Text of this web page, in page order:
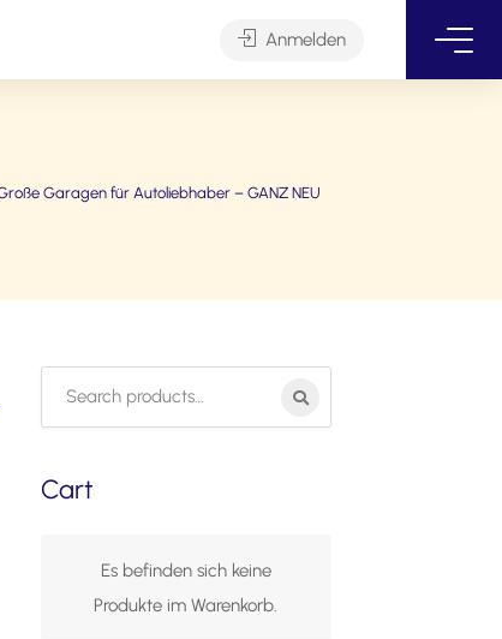
Anmelden
Garagen für Autoliebhaber – GANZ NEU
Cart
Es befinden sich keine
Produkte im Warenkorb.